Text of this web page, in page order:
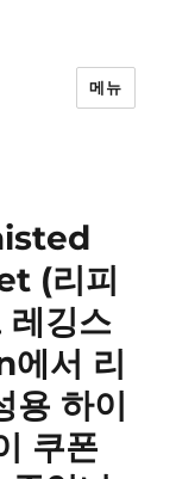
메뉴
(리피
레깅스
서 리
하이
쿠폰